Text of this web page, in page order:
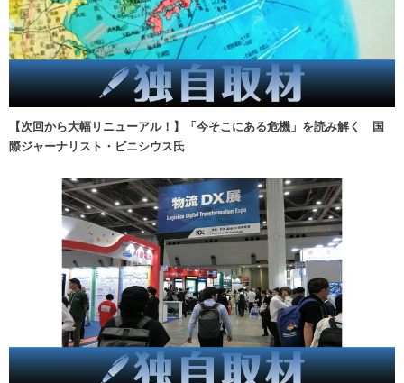
【次回から大幅リニューアル！】「今そこにある危機」を読み解く 国
際ジャーナリスト・ビニシウス氏